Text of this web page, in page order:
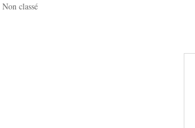
Non classé